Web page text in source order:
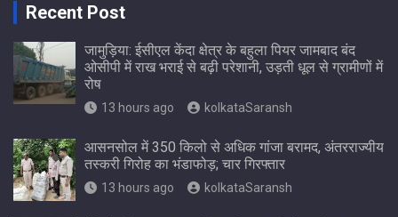
Recent Post
जामुड़िया: ईसीएल केंदा क्षेत्र के बहुला पियर जामबाद बंद
ओसीपी में राख भराई से बढ़ी परेशानी, उड़ती धूल से ग्रामीणों में
रोष
13 hours ago kolkataSaransh
आसनसोल में 350 किलो से अधिक गांजा बरामद, अंतरराज्यीय
तस्करी गिरोह का भंडाफोड़; चार गिरफ्तार
13 hours ago kolkataSaransh